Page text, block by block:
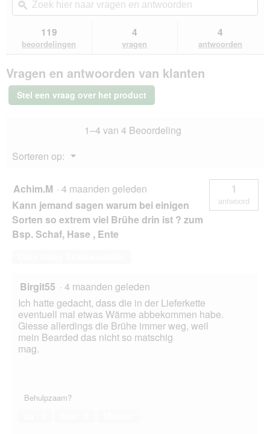
Beoordelingen
van
Classic
Rundvlees
met
6x800
navigeert
u
beoordelingen.
hier
naar
antwoorden
ϙ
119
beoordelingen
4
vragen
4
antwoorden
Vragen en antwoorden van klanten
Stel een vraag over het product
1–4 van 4 Beoordeling
Sorteren op:
▼
Menu
Achim.M · 4 maanden geleden
Kann jemand sagen warum bei einigen
Sorten so extrem viel Brühe drin ist ? zum
Bsp. Schaf, Hase , Ente
1
antwoord
Birgit55 · 4 maanden geleden
Ich hatte gedacht, dass die in der Lieferkette
eventuell mal etwas Wärme abbekommen habe.
Giesse allerdings die Brühe immer weg, weil
mein Bearded das nicht so matschig
mag.
Behulpzaam?